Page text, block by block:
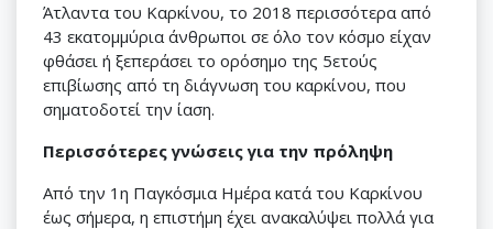
Άτλαντα του Καρκίνου, το 2018 περισσότερα από
43 εκατομμύρια άνθρωποι σε όλο τον κόσμο είχαν
φθάσει ή ξεπεράσει το ορόσημο της 5ετούς
επιβίωσης από τη διάγνωση του καρκίνου, που
σηματοδοτεί την ίαση.
Περισσότερες γνώσεις για την πρόληψη
Από την 1η Παγκόσμια Ημέρα κατά του Καρκίνου
έως σήμερα, η επιστήμη έχει ανακαλύψει πολλά για